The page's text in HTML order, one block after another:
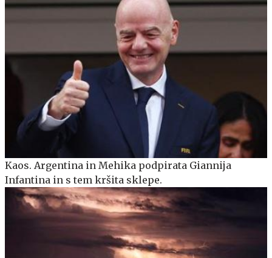
Kaos. Argentina in Mehika podpirata Giannija
Infantina in s tem kršita sklepe.